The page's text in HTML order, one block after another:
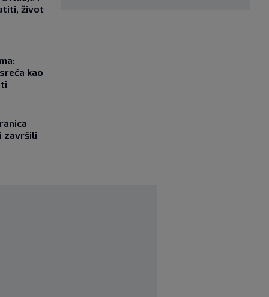
život
kao
završili